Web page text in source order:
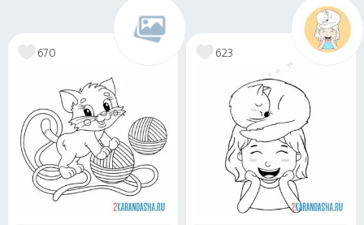
670 623